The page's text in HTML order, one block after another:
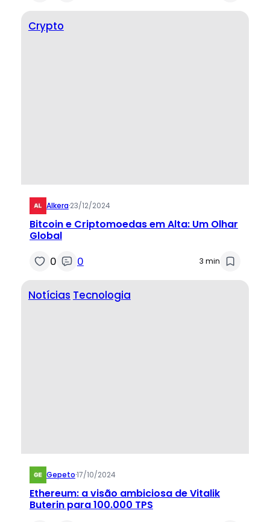
Crypto
Alkera·23/12/2024
Bitcoin e Criptomoedas em Alta: Um Olhar
Global
0 0 3 min
Notícias Tecnologia
Gepeto·17/10/2024
Ethereum: a visão ambiciosa de Vitalik
Buterin para 100.000 TPS